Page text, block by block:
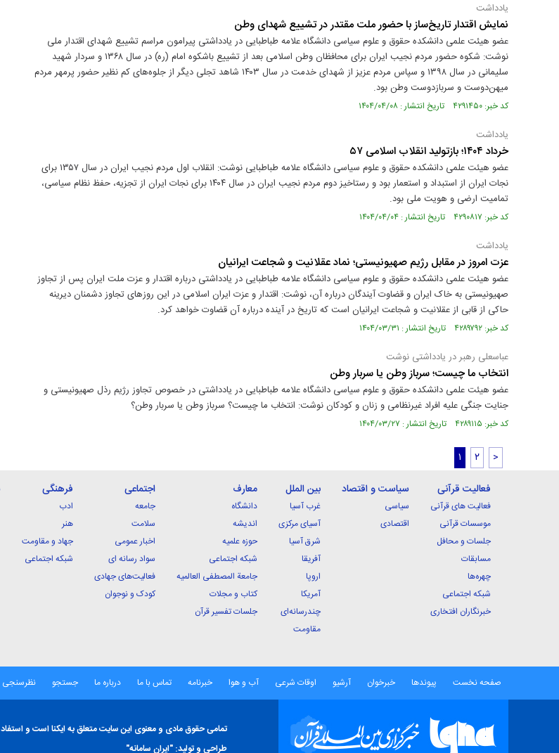
یادداشت
نمایش اقتدار تاریخ‌ساز با حضور ملت مقتدر در تشییع شهدای وطن
عضو هیئت علمی دانشکده حقوق و علوم سیاسی دانشگاه علامه طباطبایی در یادداشتی پیرامون مراسم تشییع شهدای اقتدار ملی
نوشت: شکوه حضور مردم نجیب ایران برای محافظان وطن اسلامی بعد از تشییع باشکوه امام (ره) در سال ۱۳۶۸ و سردار شهید
سلیمانی در سال ۱۳۹۸ و سپاس مردم عزیز از شهدای خدمت در سال ۱۴۰۳ شاهد تجلی دیگر از جلوه‌های کم نظیر حضور پرمهر مردم
میهن‌دوست و سربازدوست وطن بود.
کد خبر: ۴۲۹۱۴۵۰ تاریخ انتشار : ۱۴۰۴/۰۴/۰۸
یادداشت
خرداد ۱۴۰۴؛ بازتولید انقلاب اسلامی ۵۷
عضو هیئت علمی دانشکده حقوق و علوم سیاسی دانشگاه علامه طباطبایی نوشت: انقلاب اول مردم نجیب ایران در سال ۱۳۵۷ برای
نجات ایران از استبداد و استعمار بود و رستاخیز دوم مردم نجیب ایران در سال ۱۴۰۴ برای نجات ایران از تجزیه، حفظ نظام‌ سیاسی،
تمامیت ارضی و هویت ملی بود.
کد خبر: ۴۲۹۰۸۱۷ تاریخ انتشار : ۱۴۰۴/۰۴/۰۴
یادداشت
عزت امروز در مقابل رژیم صهیونیستی؛ نماد عقلانیت و شجاعت ایرانیان
عضو هیئت علمی دانشکده حقوق و علوم سیاسی دانشگاه علامه طباطبایی در یادداشتی درباره اقتدار و عزت ملت ایران پس از تجاوز
صهیونیستی به خاک ایران و قضاوت آیندگان درباره آن، نوشت: اقتدار و عزت ایران اسلامی در این روزهای تجاوز دشمنان دیرینه
حاکی از قابی از عقلانیت و شجاعت ایرانیان است که تاریخ در آینده درباره آن قضاوت خواهد کرد.
کد خبر: ۴۲۸۹۷۹۲ تاریخ انتشار : ۱۴۰۴/۰۳/۳۱
عباسعلی رهبر در یادداشتی نوشت
انتخاب ما چیست؛ سرباز وطن یا سربار وطن
عضو هیئت علمی دانشکده حقوق و علوم سیاسی دانشگاه علامه طباطبایی در یادداشتی در خصوص تجاوز رژیم رذل صهیونیستی و
جنایت جنگی علیه افراد غیرنظامی و زنان و کودکان نوشت: انتخاب ما چیست؟ سرباز وطن یا سربار وطن؟
کد خبر: ۴۲۸۹۱۱۵ تاریخ انتشار : ۱۴۰۴/۰۳/۲۷
۱ ۲ >
فعالیت قرآنی
فعالیت های قرآنی
موسسات قرآنی
جلسات و محافل
مسابقات
چهره‌ها
شبکه اجتماعی
خبرنگاران افتخاری
سیاست و اقتصاد
سیاسی
اقتصادی
بین الملل
غرب آسیا
آسیای مرکزی
شرق آسیا
آفریقا
اروپا
آمریکا
چندرسانه‌ای
مقاومت
معارف
دانشگاه
اندیشه
حوزه علمیه
شبکه اجتماعی
جامعة المصطفی العالمیه
کتاب و مجلات
جلسات تفسیر قرآن
اجتماعی
جامعه
سلامت
اخبار عمومی
سواد رسانه ای
فعالیت‌های جهادی
کودک و نوجوان
فرهنگی
ادب
هنر
جهاد و مقاومت
شبکه اجتماعی
صفحه نخست پیوندها خبرخوان آرشیو اوقات شرعی آب و هوا خبرنامه تماس با ما درباره ما جستجو نظرسنجی
تمامی حقوق مادی و معنوی این سایت متعلق به ایکنا است و
طراحی و تولید: "ایران سامانه"